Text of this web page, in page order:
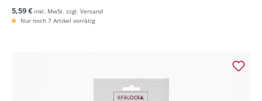
5,59 € inkl. MwSt. zzgl. Versand
Nur noch 7 Artikel vorrätig